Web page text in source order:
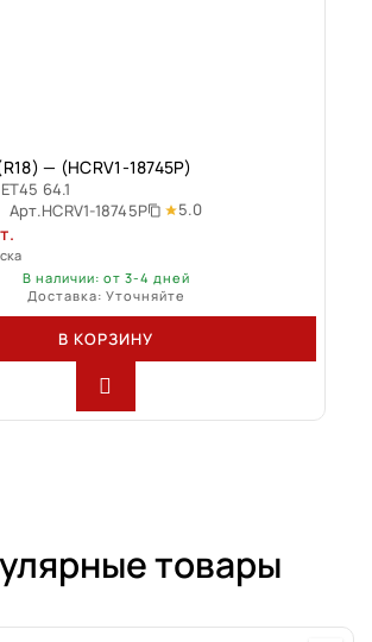
— (HCRV1-18745P)
64.1
Арт.HCRV1-18745P 5.0
В наличии: от 3-4 дней
Доставка: Уточняйте
В КОРЗИНУ
товары